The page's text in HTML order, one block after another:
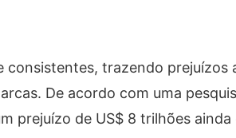
trazendo prejuízos
De acordo com uma
prejuízo de US$ 8 trilhões